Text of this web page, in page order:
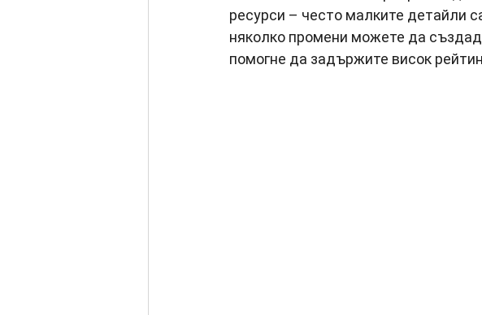
ресурси – често малките детайли
няколко промени можете да
помогне да задържите висок